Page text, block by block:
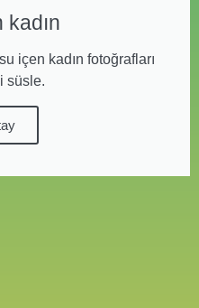
kadın
içen kadın fotoğrafları
süsle.